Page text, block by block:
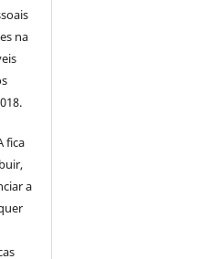
na
fica
a